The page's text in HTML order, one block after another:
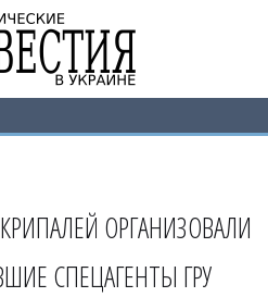
ОРГАНИЗОВАЛИ
СПЕЦАГЕНТЫ ГРУ